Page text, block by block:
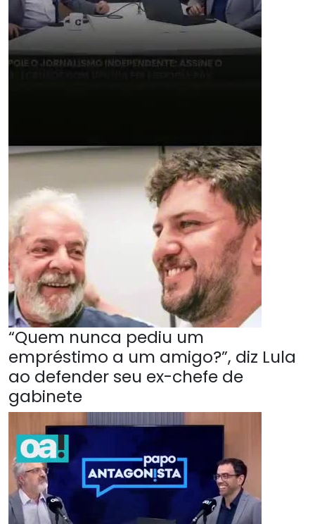
“Quem nunca pediu um
empréstimo a um amigo?”, diz Lula
ao defender seu ex-chefe de
gabinete